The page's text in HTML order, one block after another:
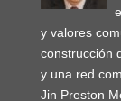
y valores
construcción
y una red
Jin Preston